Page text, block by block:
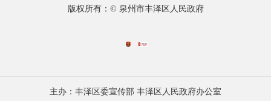
版权所有：© 泉州市丰泽区人民政府
主办：丰泽区委宣传部 丰泽区人民政府办公室